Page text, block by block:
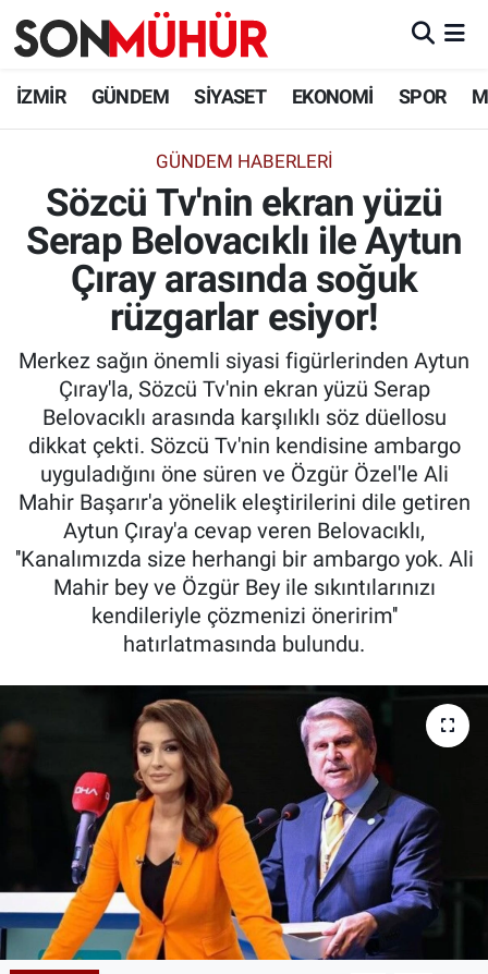
İZMİR GÜNDEM SİYASET EKONOMİ SPOR
GÜNDEM HABERLERI
Sözcü Tv'nin ekran yüzü
Serap Belovacıklı ile Aytun
Çıray arasında soğuk
rüzgarlar esiyor!
Merkez sağın önemli siyasi figürlerinden Aytun
Çıray'la, Sözcü Tv'nin ekran yüzü Serap
Belovacıklı arasında karşılıklı söz düellosu
dikkat çekti. Sözcü Tv'nin kendisine ambargo
uyguladığını öne süren ve Özgür Özel'le Ali
Mahir Başarır'a yönelik eleştirilerini dile getiren
Aytun Çıray'a cevap veren Belovacıklı,
''Kanalımızda size herhangi bir ambargo yok. Ali
Mahir bey ve Özgür Bey ile sıkıntılarınızı
kendileriyle çözmenizi öneririm''
hatırlatmasında bulundu.
İzmir Nöbetçi Eczaneler
İzmir Namaz Vakitleri
İzmir Trafik Yoğunluk Haritası
Süper Lig Puan Durumu ve Fikstür
Tüm Manşetler
Son Dakika Haberleri
Haber Arşivi